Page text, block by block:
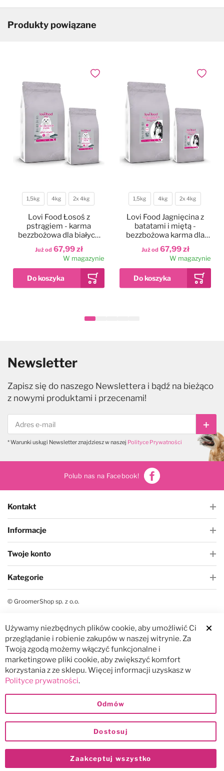
Produkty powiązane
Waga
1,5kg 4kg 2x 4kg
Już od 67,99 zł
Lovi Food Łosoś z
pstrągiem - karma
bezzbożowa dla białych
psów małych ras, z
batatami i szparagami
W magazynie
Dodaj do ulubionych
Waga
1,5kg 4kg 2x 4kg
Już od 67,99 zł
Lovi Food Jagnięcina z
batatami i miętą -
bezzbożowa karma dla
psów małych ras z
problemem łzawiących
oczuW magazynie
Dodaj
Newsletter
Zapisz się do naszego Newslettera i bądź na bieżąco
z nowymi produktami i przecenami!
* Warunki usługi Newsletter znajdziesz w naszej Polityce Prywatności
Polub nas na Facebook!
Kontakt
Informacje
Twoje konto
Kategorie
© GroomerShop sp. z o.o.
Używamy niezbędnych plików cookie, aby umożliwić Ci
przeglądanie i robienie zakupów w naszej witrynie. Za
Twoją zgodą możemy włączyć funkcjonalne i
marketingowe pliki cookie, aby zwiększyć komfort
korzystania z ze sklepu. Więcej informacji uzyskasz w
Polityce prywatności.
Zaakceptuj wszystko
Dostosuj
Odmów